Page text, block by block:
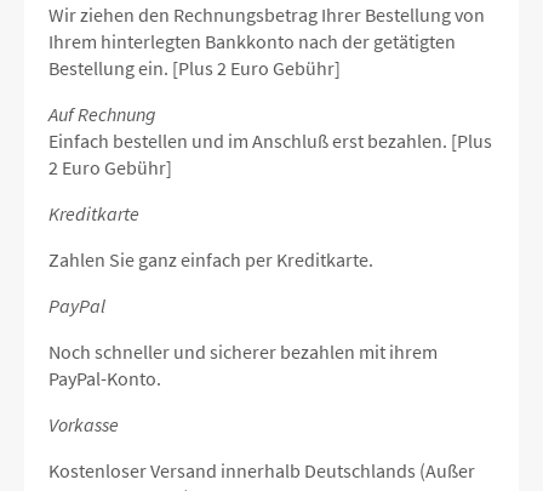
Wir ziehen den Rechnungsbetrag Ihrer Bestellung von
Ihrem hinterlegten Bankkonto nach der getätigten
Bestellung ein. [Plus 2 Euro Gebühr]
Auf Rechnung
Einfach bestellen und im Anschluß erst bezahlen. [Plus
2 Euro Gebühr]
Kreditkarte
Zahlen Sie ganz einfach per Kreditkarte.
PayPal
Noch schneller und sicherer bezahlen mit ihrem
PayPal-Konto.
Vorkasse
Kostenloser Versand innerhalb Deutschlands (Außer